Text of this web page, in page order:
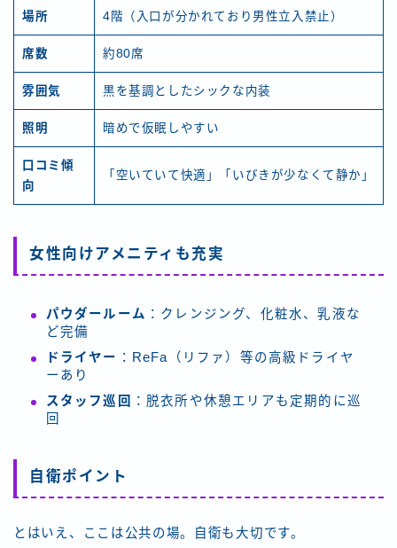
場所 4階（入口が分かれており男性立入禁止）
席数 約80席
雰囲気 黒を基調としたシックな内装
照明 暗めで仮眠しやすい
口コミ傾
向
「空いていて快適」「いびきが少なくて静か」
女性向けアメニティも充実
パウダールーム ：クレンジング、化粧水、乳液な
ど完備
ドライヤー ：ReFa（リファ）等の高級ドライヤ
ーあり
スタッフ巡回
：脱衣所や休憩エリアも定期的に巡
回
自衛ポイント
とはいえ、ここは公共の場。自衛も大切です。